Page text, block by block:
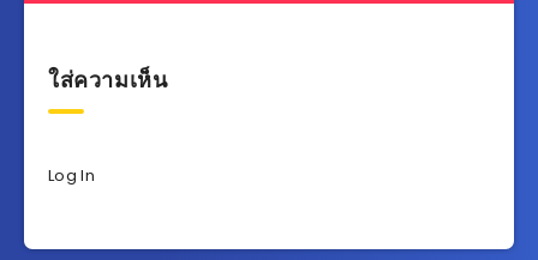
ใส่ความเห็น
Log In